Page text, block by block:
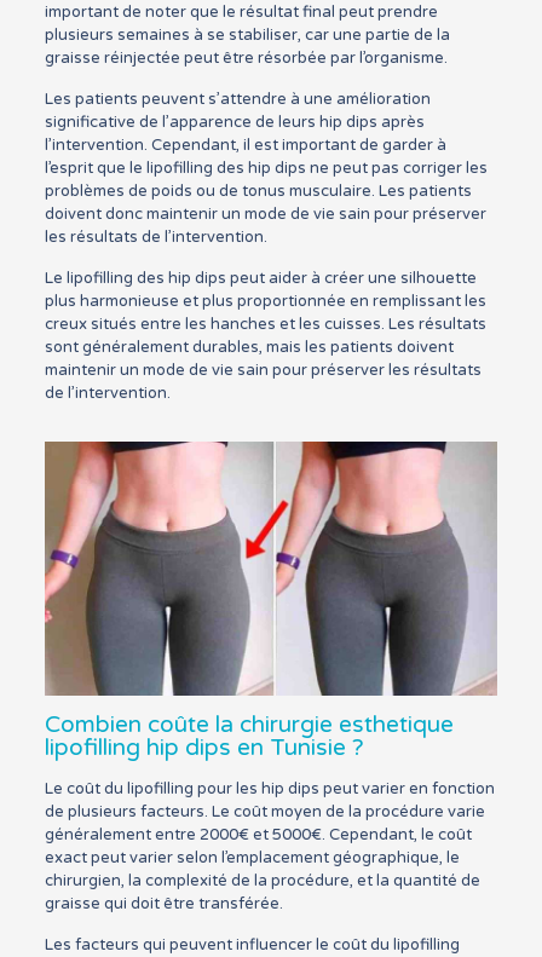
important de noter que le résultat final peut prendre
plusieurs semaines à se stabiliser, car une partie de la
graisse réinjectée peut être résorbée par l’organisme.
Les patients peuvent s’attendre à une amélioration
significative de l’apparence de leurs hip dips après
l’intervention. Cependant, il est important de garder à
l’esprit que le lipofilling des hip dips ne peut pas corriger les
problèmes de poids ou de tonus musculaire. Les patients
doivent donc maintenir un mode de vie sain pour préserver
les résultats de l’intervention.
Le lipofilling des hip dips peut aider à créer une silhouette
plus harmonieuse et plus proportionnée en remplissant les
creux situés entre les hanches et les cuisses. Les résultats
sont généralement durables, mais les patients doivent
maintenir un mode de vie sain pour préserver les résultats
de l’intervention.
Combien coûte la chirurgie esthetique
lipofilling hip dips en Tunisie ?
Le coût du lipofilling pour les hip dips peut varier en fonction
de plusieurs facteurs. Le coût moyen de la procédure varie
généralement entre 2000€ et 5000€. Cependant, le coût
exact peut varier selon l’emplacement géographique, le
chirurgien, la complexité de la procédure, et la quantité de
graisse qui doit être transférée.
Les facteurs qui peuvent influencer le coût du lipofilling